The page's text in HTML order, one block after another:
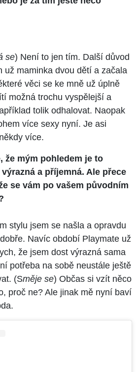
se) Není to jen tím. Další důvod
už maminka dvou dětí a začala
věci se ke mně už úplně
možná trochu vyspělejší a
tolik odhalovat. Naopak
více sexy nyní. Je asi
více.
že mým pohledem je to
a příjemná. Ale přece
se vám po vašem původním
stylu jsem se našla a opravdu
Navíc období Playmate už
že jsem dost výrazná sama
potřeba na sobě neustále ještě
(Směje se) Občas si vzít něco
proč ne? Ale jinak mě nyní baví